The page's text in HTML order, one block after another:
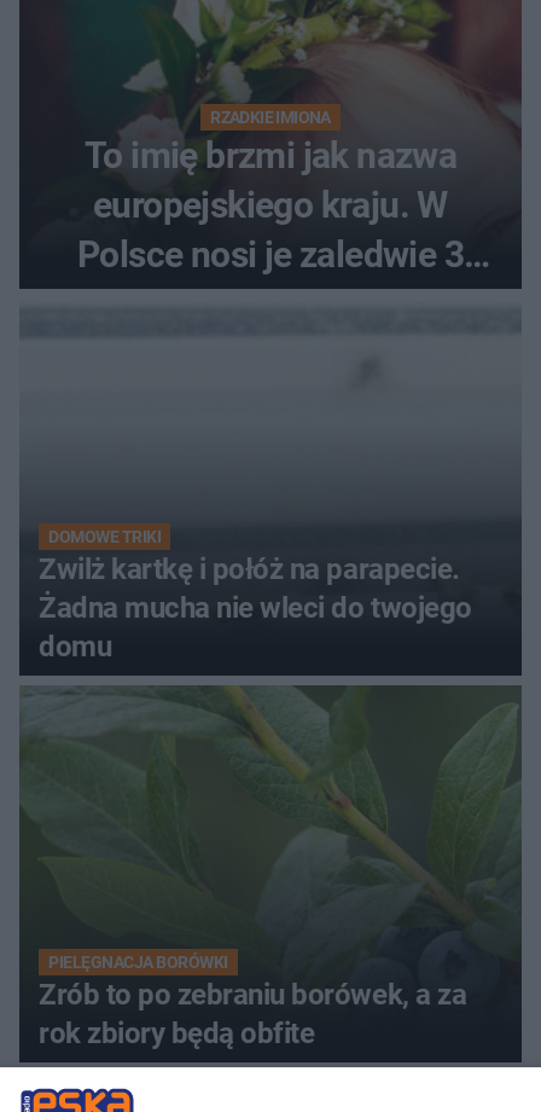
RZADKIE IMIONA
To imię brzmi jak nazwa
europejskiego kraju. W
Polsce nosi je zaledwie 3
DOMOWE TRIKI
Zwilż kartkę i połóż na parapecie.
Żadna mucha nie wleci do twojego
domu
PIELĘGNACJA BORÓWKI
Zrób to po zebraniu borówek, a za
rok zbiory będą obfite